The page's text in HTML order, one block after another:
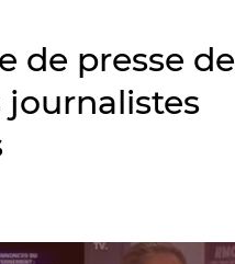
de presse de